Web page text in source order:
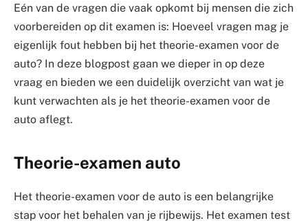
Eén van de vragen die vaak opkomt bij mensen die zich
voorbereiden op dit examen is: Hoeveel vragen mag je
eigenlijk fout hebben bij het theorie-examen voor de
auto? In deze blogpost gaan we dieper in op deze
vraag en bieden we een duidelijk overzicht van wat je
kunt verwachten als je het theorie-examen voor de
auto aflegt.
Theorie-examen auto
Het theorie-examen voor de auto is een belangrijke
stap voor het behalen van je rijbewijs. Het examen test